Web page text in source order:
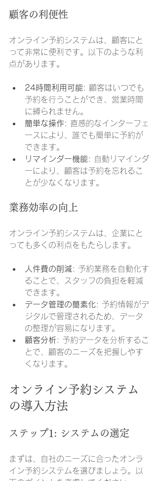
顧客の利便性
オンライン予約システムは、顧客にと
って非常に便利です。以下のような利
点があります。
24時間利用可能: 顧客はいつでも
予約を行うことができ、営業時間
に縛られません。
簡単な操作: 直感的なインターフェ
ースにより、誰でも簡単に予約が
できます。
リマインダー機能: 自動リマインダ
ーにより、顧客は予約を忘れるこ
とが少なくなります。
業務効率の向上
オンライン予約システムは、企業にと
っても多くの利点をもたらします。
人件費の削減: 予約業務を自動化す
ることで、スタッフの負担を軽減
できます。
データ管理の簡素化: 予約情報がデ
ジタルで管理されるため、データ
の整理が容易になります。
顧客分析: 予約データを分析するこ
とで、顧客のニーズを把握しやす
くなります。
オンライン予約システム
の導入方法
ステップ1: システムの選定
まずは、自社のニーズに合ったオンラ
イン予約システムを選びましょう。以